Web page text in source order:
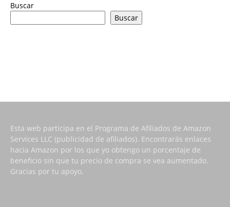
Buscar
Buscar
Esta web participa en el Programa de Afiliados de Amazon
Services LLC (publicidad de afiliados). Encontrarás enlaces
hacia Amazon por los que yo obtengo un porcentaje de
beneficio sin que tu precio de compra se vea aumentado.
Gracias por tu apoyo.